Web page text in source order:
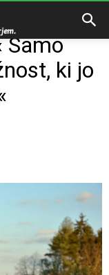
Samo
ki jo